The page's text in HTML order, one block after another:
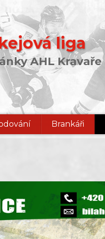
liga
AHL Kravaře
Brankáři